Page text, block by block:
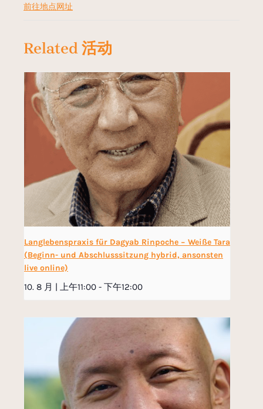
前往地点网址
Related 活动
Langlebenspraxis für Dagyab Rinpoche − Weiße Tara
(Beginn- und Abschlusssitzung hybrid, ansonsten
live online)
10. 8 月 | 上午11:00 - 下午12:00